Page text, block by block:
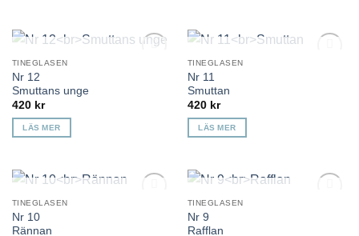
TINEGLASEN
Nr 12
Smuttans unge
420 kr
LÄS MER
TINEGLASEN
Nr 11
Smuttan
420 kr
LÄS MER
TINEGLASEN
Nr 10
Rännan
TINEGLASEN
Nr 9
Rafflan